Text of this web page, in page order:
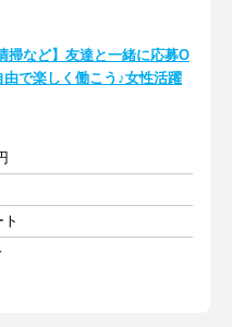
掃など】友達と一緒に応募O
由で楽しく働こう♪女性活躍